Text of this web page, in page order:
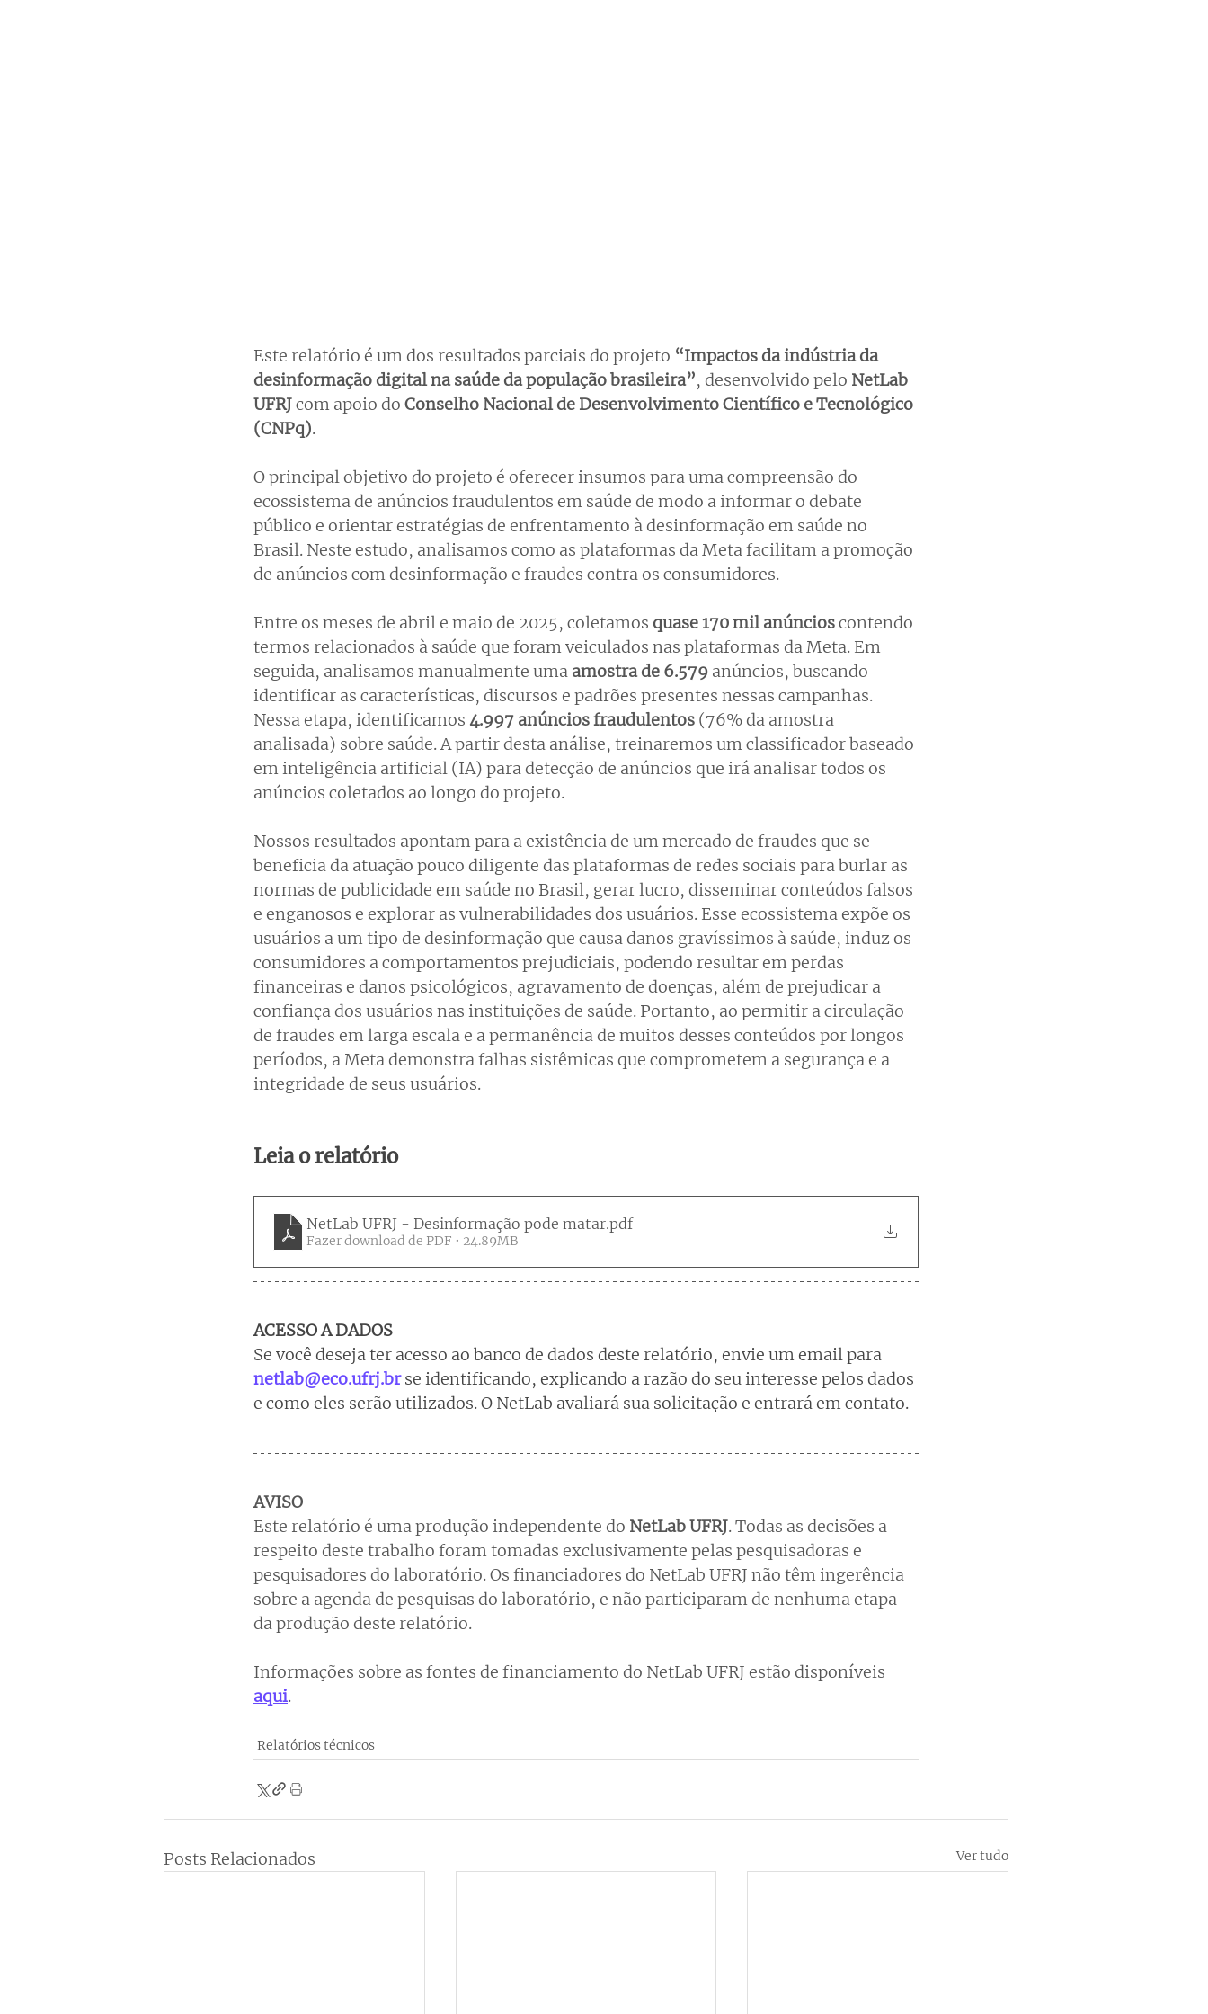
Este relatório é um dos resultados parciais do projeto “Impactos da indústria da
desinformação digital na saúde da população brasileira”, desenvolvido pelo NetLab
UFRJ com apoio do Conselho Nacional de Desenvolvimento Científico e Tecnológico
(CNPq).
O principal objetivo do projeto é oferecer insumos para uma compreensão do
ecossistema de anúncios fraudulentos em saúde de modo a informar o debate
público e orientar estratégias de enfrentamento à desinformação em saúde no
Brasil. Neste estudo, analisamos como as plataformas da Meta facilitam a promoção
de anúncios com desinformação e fraudes contra os consumidores.
Entre os meses de abril e maio de 2025, coletamos quase 170 mil anúncios contendo
termos relacionados à saúde que foram veiculados nas plataformas da Meta. Em
seguida, analisamos manualmente uma amostra de 6.579 anúncios, buscando
identificar as características, discursos e padrões presentes nessas campanhas.
Nessa etapa, identificamos 4.997 anúncios fraudulentos (76% da amostra
analisada) sobre saúde. A partir desta análise, treinaremos um classificador baseado
em inteligência artificial (IA) para detecção de anúncios que irá analisar todos os
anúncios coletados ao longo do projeto.
Nossos resultados apontam para a existência de um mercado de fraudes que se
beneficia da atuação pouco diligente das plataformas de redes sociais para burlar as
normas de publicidade em saúde no Brasil, gerar lucro, disseminar conteúdos falsos
e enganosos e explorar as vulnerabilidades dos usuários. Esse ecossistema expõe os
usuários a um tipo de desinformação que causa danos gravíssimos à saúde, induz os
consumidores a comportamentos prejudiciais, podendo resultar em perdas
financeiras e danos psicológicos, agravamento de doenças, além de prejudicar a
confiança dos usuários nas instituições de saúde. Portanto, ao permitir a circulação
de fraudes em larga escala e a permanência de muitos desses conteúdos por longos
períodos, a Meta demonstra falhas sistêmicas que comprometem a segurança e a
integridade de seus usuários.
Leia o relatório
NetLab UFRJ - Desinformação pode matar.pdf
Fazer download de PDF • 24.89MB
ACESSO A DADOS
Se você deseja ter acesso ao banco de dados deste relatório, envie um email para
netlab@eco.ufrj.br se identificando, explicando a razão do seu interesse pelos dados
e como eles serão utilizados. O NetLab avaliará sua solicitação e entrará em contato.
AVISO
Este relatório é uma produção independente do NetLab UFRJ. Todas as decisões a
respeito deste trabalho foram tomadas exclusivamente pelas pesquisadoras e
pesquisadores do laboratório. Os financiadores do NetLab UFRJ não têm ingerência
sobre a agenda de pesquisas do laboratório, e não participaram de nenhuma etapa
da produção deste relatório.
Informações sobre as fontes de financiamento do NetLab UFRJ estão disponíveis
aqui.
Relatórios técnicos
Posts Relacionados Ver tudo